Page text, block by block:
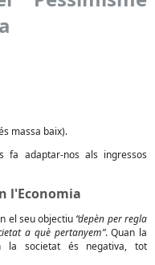
massa baix).
fa adaptar-nos als ingressos
l'Economia
el seu objectiu“depèn per regla
a què pertanyem”. Quan la
la societat és negativa, tot